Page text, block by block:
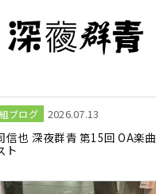
ブログ 2026.07.13
信也 深夜群青 第15回 OA楽曲
ト